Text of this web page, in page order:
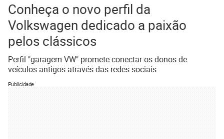
Conheça o novo perfil da
Volkswagen dedicado a paixão
pelos clássicos
Perfil "garagem VW" promete conectar os donos de
veículos antigos através das redes sociais
Publicidade